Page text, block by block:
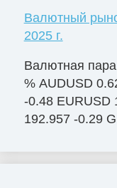
Валютный
2025 г.
Валютная
% AUDUSD
-0.48 EURUSD
192.957 -0.29